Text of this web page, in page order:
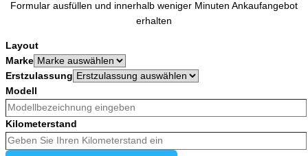
Formular ausfüllen und innerhalb weniger Minuten Ankaufangebot
erhalten
Layout
Marke
Erstzulassung
Modell
Kilometerstand